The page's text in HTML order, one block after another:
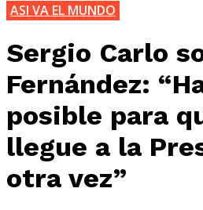
ASI VA EL MUNDO
Sergio Carlo
Fernández:
posible para
llegue a la
otra vez”